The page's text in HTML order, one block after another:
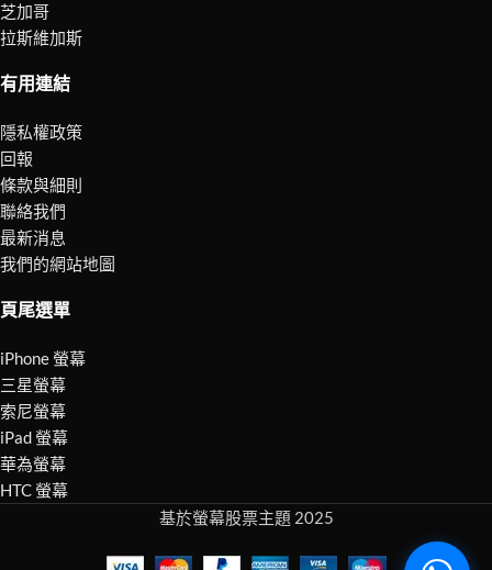
芝加哥
拉斯維加斯
有用連結
隱私權政策
回報
條款與細則
聯絡我們
最新消息
我們的網站地圖
頁尾選單
iPhone 螢幕
三星螢幕
索尼螢幕
iPad 螢幕
華為螢幕
HTC 螢幕
基於螢幕股票主題 2025